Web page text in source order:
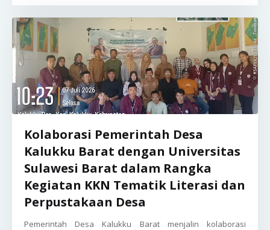
Kolaborasi Pemerintah Desa
Kalukku Barat dengan Universitas
Sulawesi Barat dalam Rangka
Kegiatan KKN Tematik Literasi dan
Perpustakaan Desa
Pemerintah Desa Kalukku Barat menjalin kolaborasi